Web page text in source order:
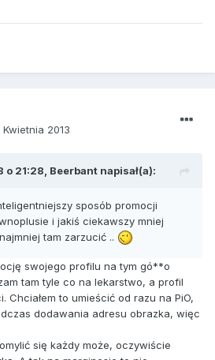
Kwietnia 2013
o 21:28, Beerbant napisał(a):
sposób promocji
i jakiś ciekawszy mniej
tam zarzucić ..
swojego profilu na tym gó**o
tam tyle co na lekarstwo, a profil
Chciałem to umieścić od razu na PiO,
dodawania adresu obrazka, więc
się każdy może, oczywiście